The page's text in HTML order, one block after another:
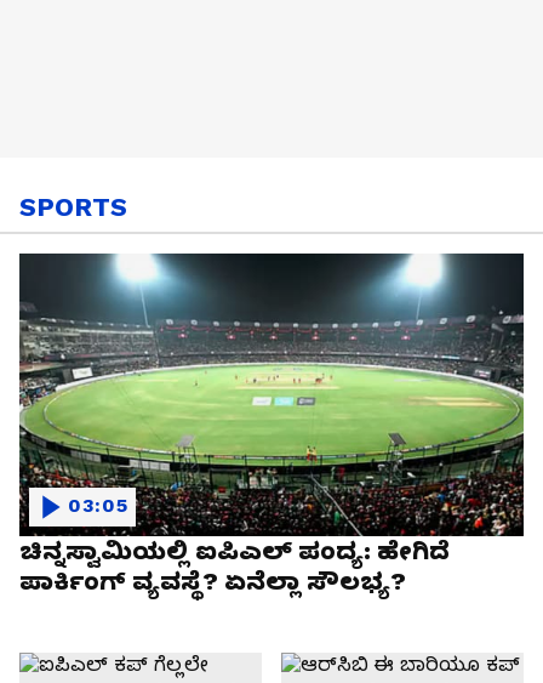
SPORTS
ಚಿನ್ನಸ್ವಾಮಿಯಲ್ಲಿ ಐಪಿಎಲ್‌ ಪಂದ್ಯ: ಹೇಗಿದೆ
ಪಾರ್ಕಿಂಗ್ ವ್ಯವಸ್ಥೆ? ಏನೆಲ್ಲಾ ಸೌಲಭ್ಯ?
03:05